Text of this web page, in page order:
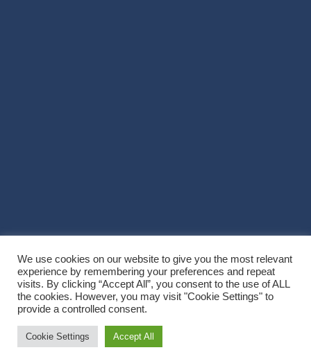
Copyright © 2026 Villa Noël. All Rights Reserved
Palace
We use cookies on our website to give you the most relevant
experience by remembering your preferences and repeat
visits. By clicking “Accept All”, you consent to the use of ALL
the cookies. However, you may visit "Cookie Settings" to
provide a controlled consent.
Cookie Settings Accept All